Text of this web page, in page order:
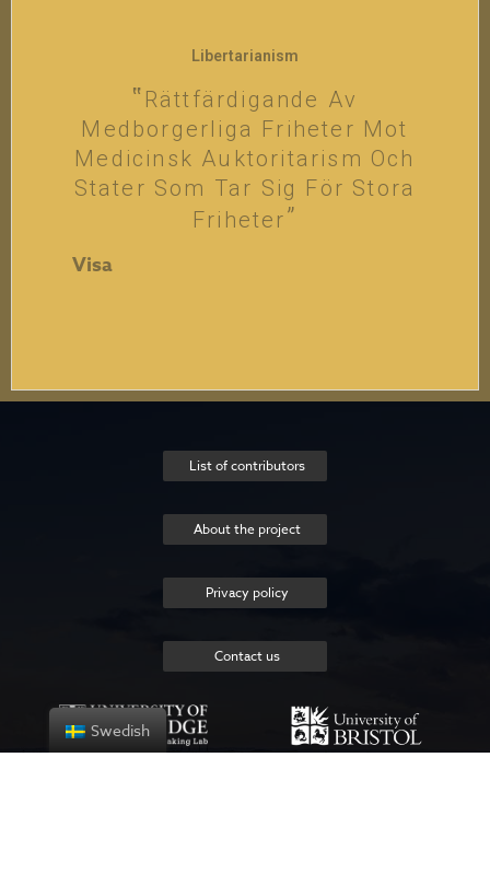
Libertarianism
Rättfärdigande Av
Medborgerliga Friheter Mot
Medicinsk Auktoritarism Och
Stater Som Tar Sig För Stora
Friheter
Visa
List of contributors
About the project
Privacy policy
Contact us
Swedish